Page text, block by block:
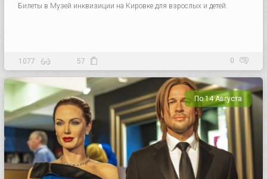
Билеты в Музей инквизиции на Кировке для взрослых и детей.
1077 57 0
По 14 Августа